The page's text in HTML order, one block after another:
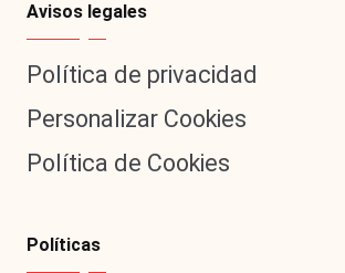
Avisos legales
Política de privacidad
Personalizar Cookies
Política de Cookies
Políticas